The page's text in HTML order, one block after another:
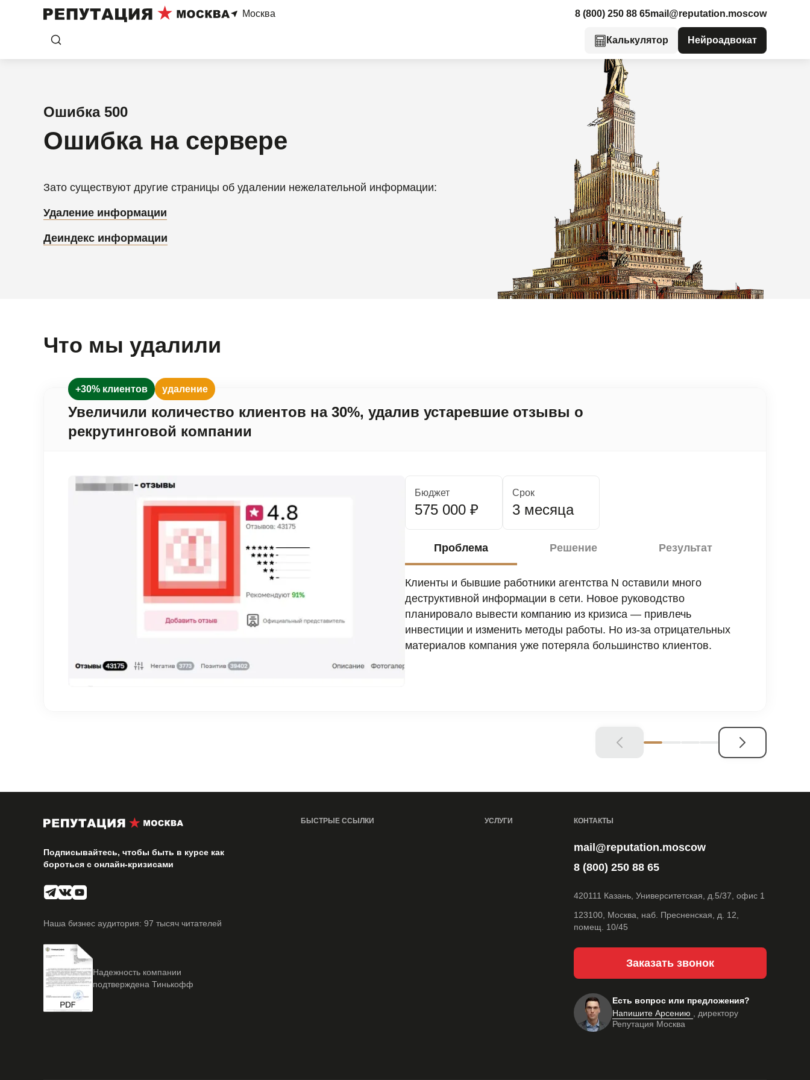
Москва 8 (800) 250 88 65mail@reputation.moscow
Калькулятор Нейроадвокат
Ошибка 500
Ошибка на сервере
Зато существуют другие страницы об удалении нежелательной информации:
Удаление информации
Деиндекс информации
Что мы удалили
+30% клиентов удаление
Увеличили количество клиентов на 30%, удалив устаревшие отзывы о
рекрутинговой компании
Бюджет
575 000 ₽
Срок
3 месяца
Проблема Решение Результат
Клиенты и бывшие работники агентства N оставили много
деструктивной информации в сети. Новое руководство
планировало вывести компанию из кризиса — привлечь
инвестиции и изменить методы работы. Но из-за отрицательных
материалов компания уже потеряла большинство клиентов.
Подписывайтесь, чтобы быть в курсе как
бороться с онлайн-кризисами
Наша бизнес аудитория: 97 тысяч читателей
Надежность компании
подтверждена Тинькофф
БЫСТРЫЕ ССЫЛКИ УСЛУГИ КОНТАКТЫ
mail@reputation.moscow
8 (800) 250 88 65
420111 Казань, Университетская, д.5/37, офис 1
123100, Москва, наб. Пресненская, д. 12,
помещ. 10/45
Заказать звонок
Есть вопрос или предложения?
Напишите Арсению , директору
Репутация Москва